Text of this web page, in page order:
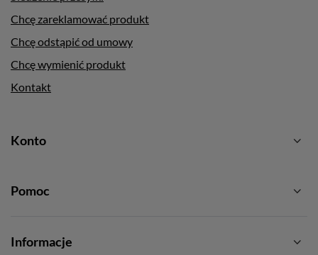
Chcę zareklamować produkt
Chcę odstąpić od umowy
Chcę wymienić produkt
Kontakt
Konto
Pomoc
Informacje